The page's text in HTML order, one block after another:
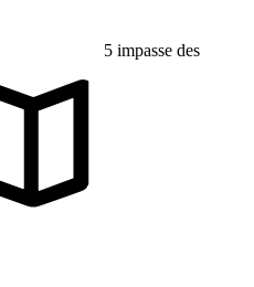
5 impasse des